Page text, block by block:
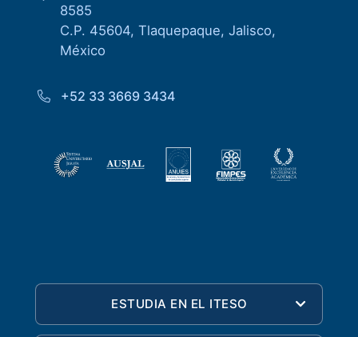
8585
C.P. 45604, Tlaquepaque, Jalisco,
México
+52 33 3669 3434
ESTUDIA EN EL ITESO